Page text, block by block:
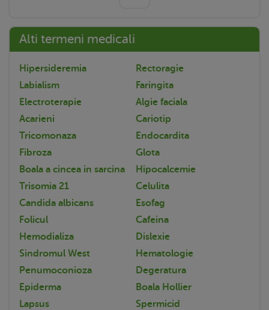
Alti termeni medicali
Hipersideremia
Rectoragie
Labialism
Faringita
Electroterapie
Algie faciala
Acarieni
Cariotip
Tricomonaza
Endocardita
Fibroza
Glota
Boala a cincea in sarcina
Hipocalcemie
Trisomia 21
Celulita
Candida albicans
Esofag
Folicul
Cafeina
Hemodializa
Dislexie
Sindromul West
Hematologie
Penumoconioza
Degeratura
Epiderma
Boala Hollier
Lapsus
Spermicid